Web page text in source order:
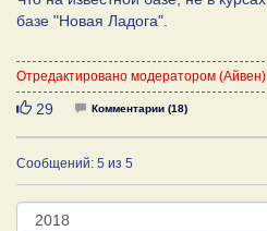
базе "Новая Ладога".
Отредактировано модератором (Айвен)
Нравится
29 Комментарии (18)
Сообщений: 5 из 5
Год